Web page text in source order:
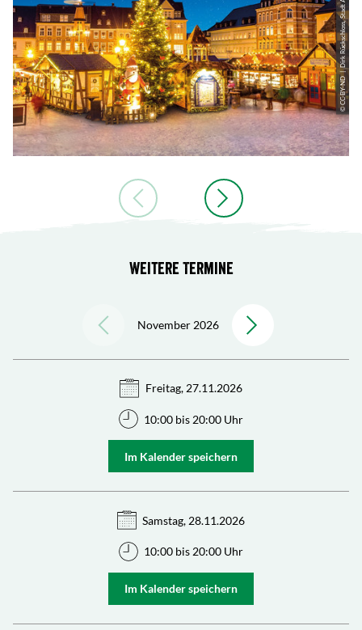
Weitere Termine
November 2026
Freitag, 27.11.2026
10:00 bis 20:00 Uhr
Im Kalender speichern
Samstag, 28.11.2026
10:00 bis 20:00 Uhr
Im Kalender speichern